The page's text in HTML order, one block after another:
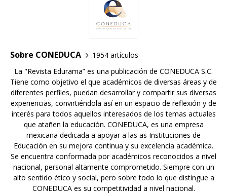
Sobre CONEDUCA
1954 artículos
La "Revista Edurama” es una publicación de CONEDUCA S.C.
Tiene como objetivo el que académicos de diversas áreas y de
diferentes perfiles, puedan desarrollar y compartir sus diversas
experiencias, convirtiéndola así en un espacio de reflexión y de
interés para todos aquellos interesados de los temas actuales
que atañen la educación. CONEDUCA, es una empresa
mexicana dedicada a apoyar a las as Instituciones de
Educación en su mejora continua y su excelencia académica.
Se encuentra conformada por académicos reconocidos a nivel
nacional, personal altamente comprometido. Siempre con un
alto sentido ético y social, pero sobre todo lo que distingue a
CONEDUCA es su competitividad a nivel nacional.